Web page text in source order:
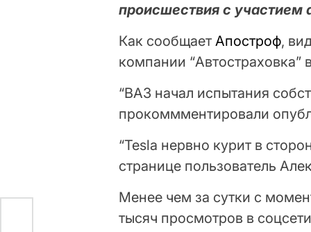
происшествия с участием
Как сообщает Апостроф,
компании “Автостраховка”
“ВАЗ начал испытания
прокоммментировали
“Tesla нервно курит в
странице пользователь
Менее чем за сутки с
тысяч просмотров в